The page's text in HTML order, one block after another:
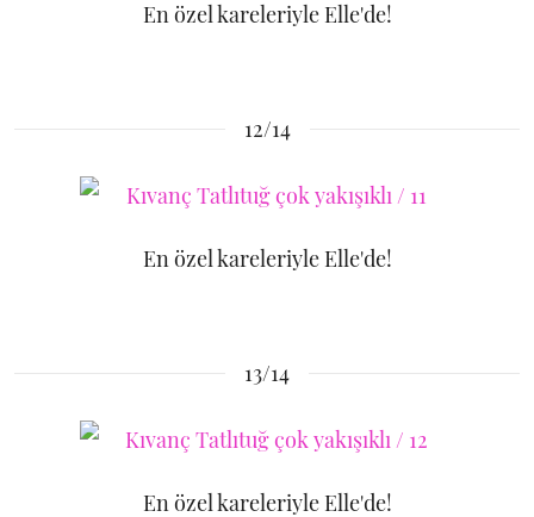
En özel kareleriyle Elle'de!
12/14
En özel kareleriyle Elle'de!
13/14
En özel kareleriyle Elle'de!